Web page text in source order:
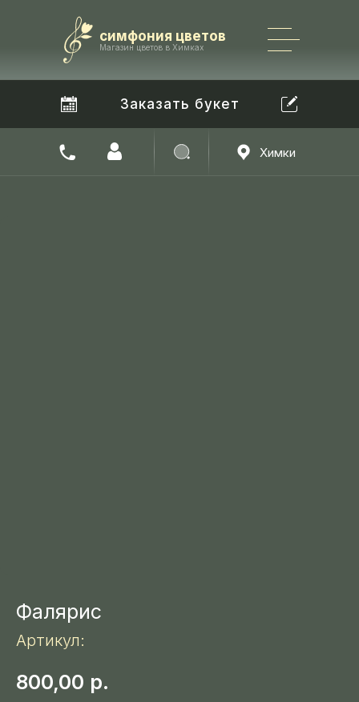
симфония цветов
Магазин цветов в Химках
Заказать букет
+7 965 182 22 22
Химки
Фалярис
Артикул:
800,00 р.